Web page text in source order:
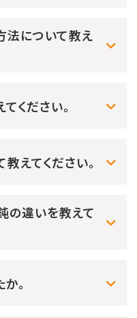
法について教え
ください。
えてください。
の違いを教えて
。